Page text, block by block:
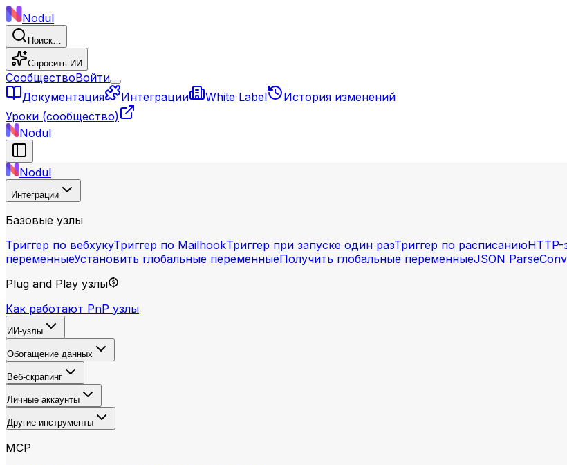
Nodul
Поиск…
Спросить ИИ
СообществоВойти
Документация
Интеграции White Label
История изменений
Уроки (сообщество)
Nodul
Nodul
Интеграции
Базовые узлы
Триггер по вебхукуТриггер по MailhookТриггер при запуске один разТриггер по расписаниюHTTP-
переменныеУстановить глобальные переменныеПолучить глобальные переменныеJSON Parse
Plug and Play узлы
Как работают PnP узлы
ИИ-узлы
Обогащение данных
Веб-скрапинг
Личные аккаунты
Другие инструменты
MCP